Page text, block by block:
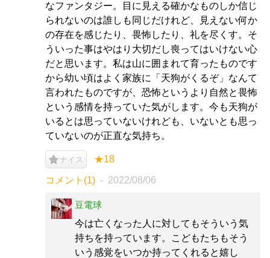
なファンタジー。目に見える確かなものしか信じ
られないのは誰しも同じだけれど、見えない何か
の存在を感じたり、畏怖したり、礼を尽くす。そ
ういった事はやはり大切だし喪ってはいけない心
だと思います。私は山に囲まれて育ったものです
から幼い頃はよく家族に「天狗がくるぞ」なんて
言われたものですが、恐怖というより自然と畏怖
という感情を持っていた気がします。今も天狗が
いるとは思っていないけれども、いないとも思っ
ていないのが正直な気持ち。
ナイス ★18
コメント(1) 2022/08/06
豆電球
今は亡くなった人に対してもそういう気
持ちを持っています。こどもたちもそう
いう感覚をいつか持ってくれると嬉し